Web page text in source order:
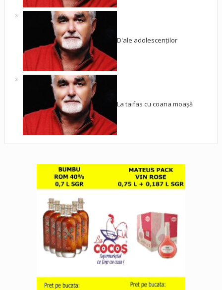
D'ale adolescenților
La taifas cu coana moașă